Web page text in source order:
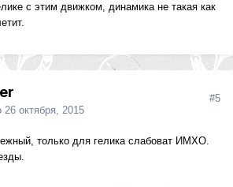
с этим движком, динамика не такая как
26 октября, 2015
#5
только для гелика слабоват ИМХО.